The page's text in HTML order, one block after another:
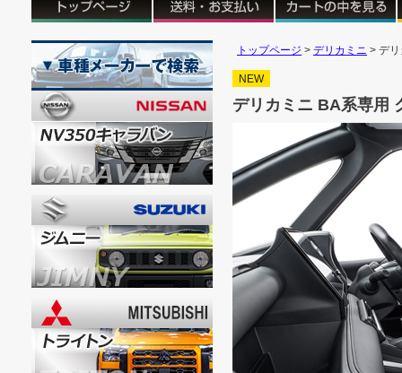
トップページ デリカミニ デ
NEW
デリカミニ BA系専用